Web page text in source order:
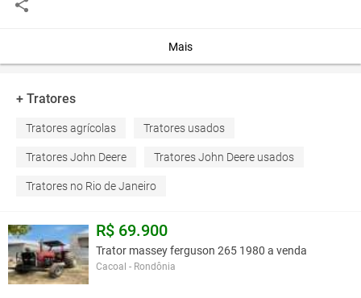
Driver: 4 rodas
Condição: excelente condição
Você assume toda a responsabilidade pela cotação deste item. Você acha que
Mais
+ Tratores
Tratores agrícolas Tratores usados
Tratores John Deere Tratores John Deere usados
Tratores no Rio de Janeiro
R$ 69.900
Trator massey ferguson 265 1980 a venda
Cacoal - Rondônia